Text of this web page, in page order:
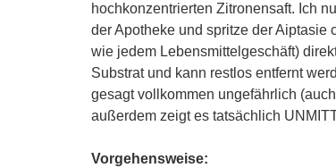
hochkonzentrierten Zitronensaft. Ich
der Apotheke und spritze der Aiptasie
wie jedem Lebensmittelgeschäft)
Substrat und kann restlos entfernt
gesagt vollkommen ungefährlich
außerdem zeigt es tatsächlich
Vorgehensweise: